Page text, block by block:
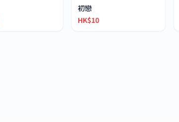
初戀
HK$10